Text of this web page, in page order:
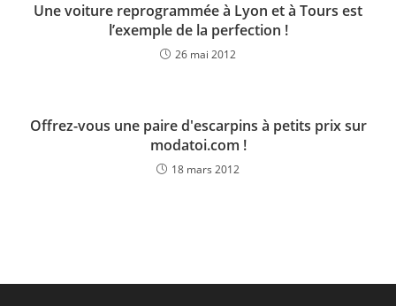
Une voiture reprogrammée à Lyon et à Tours est
l’exemple de la perfection !
26 mai 2012
Offrez-vous une paire d'escarpins à petits prix sur
modatoi.com !
18 mars 2012